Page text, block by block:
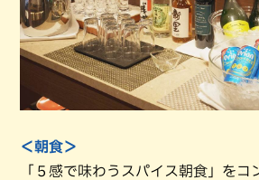
＜朝食＞
「５感で味わうスパイス朝食」をコ